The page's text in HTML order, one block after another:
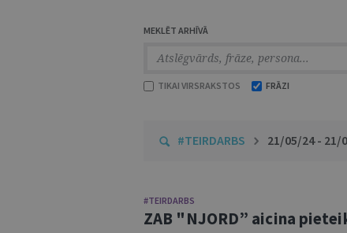
MEKLĒT ARHĪVĀ
TIKAI VIRSRAKSTOS FRĀZI
#TEIRDARBS 21/05/24 - 21/
#TEIRDARBS
ZAB "NJORD” aicina